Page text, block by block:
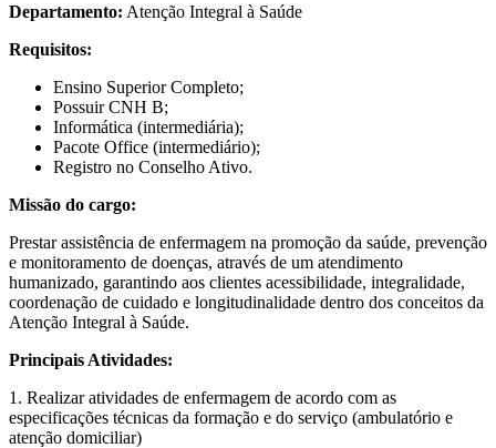
Departamento: Atenção Integral à Saúde
Requisitos:
Ensino Superior Completo;
Possuir CNH B;
Informática (intermediária);
Pacote Office (intermediário);
Registro no Conselho Ativo.
Missão do cargo:
Prestar assistência de enfermagem na promoção da saúde, prevenção
e monitoramento de doenças, através de um atendimento
humanizado, garantindo aos clientes acessibilidade, integralidade,
coordenação de cuidado e longitudinalidade dentro dos conceitos da
Atenção Integral à Saúde.
Principais Atividades:
1. Realizar atividades de enfermagem de acordo com as
especificações técnicas da formação e do serviço (ambulatório e
atenção domiciliar)